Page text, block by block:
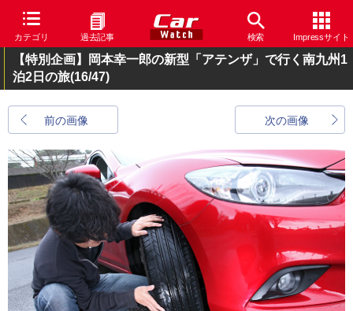
カテゴリ 過去記事 検索 Impressサイト
【特別企画】岡本幸一郎の新型「アテンザ」で行く南九州1
泊2日の旅(16/47)
前の画像 次の画像